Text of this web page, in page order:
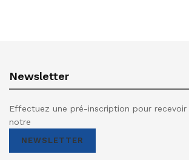
Newsletter
Effectuez une pré-inscription pour
notre
NEWSLETTER